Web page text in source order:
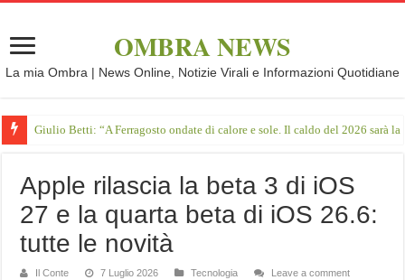
OMBRA NEWS
La mia Ombra | News Online, Notizie Virali e Informazioni Quotidiane
Giulio Betti: “A Ferragosto ondate di calore e sole. Il caldo del 2026 sarà
Apple rilascia la beta 3 di iOS
27 e la quarta beta di iOS 26.6:
tutte le novità
Il Conte 7 Luglio 2026 Tecnologia
Leave a comment